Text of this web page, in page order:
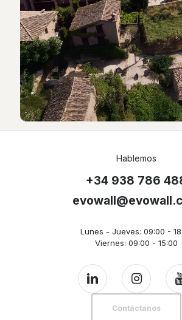
Hablemos
+34 938 786
Lunes - Jueves: 09:00 -
Viernes: 09:00 - 15:00
Contáctanos